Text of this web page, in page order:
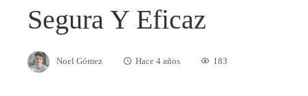
Segura Y Eficaz
Noel Gómez Hace 4 años 183